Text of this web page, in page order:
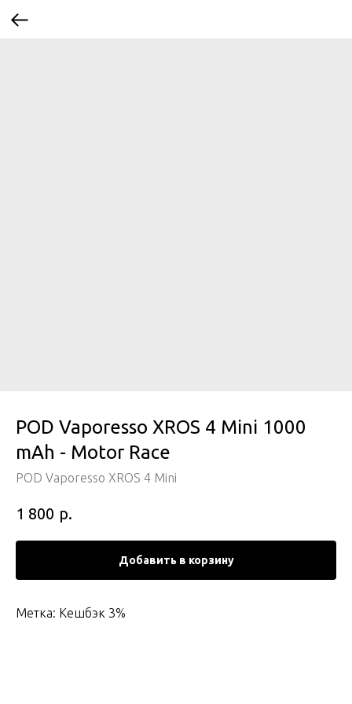
POD Vaporesso XROS 4 Mini 1000
mAh - Motor Race
POD Vaporesso XROS 4 Mini
1 800 р.
Добавить в корзину
Метка: Кешбэк 3%